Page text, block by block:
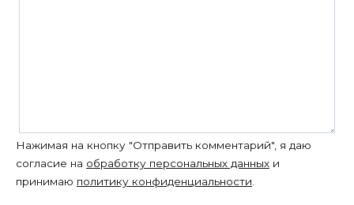
Нажимая на кнопку "Отправить комментарий", я даю
согласие на обработку персональных данных и
принимаю политику конфиденциальности.